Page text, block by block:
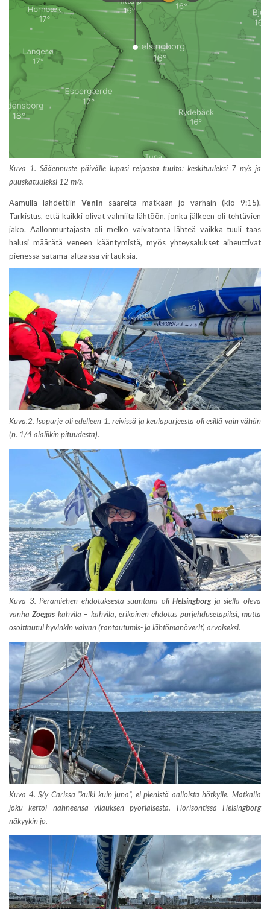
Kuva 1. Sääennuste päivälle lupasi reipasta tuulta: keskituuleksi 7 m/s ja
puuskatuuleksi 12 m/s.
Aamulla lähdettiin Venin saarelta matkaan jo varhain (klo 9:15).
Tarkistus, että kaikki olivat valmiita lähtöön, jonka jälkeen oli tehtävien
jako. Aallonmurtajasta oli melko vaivatonta lähteä vaikka tuuli taas
halusi määrätä veneen kääntymistä, myös yhteysalukset aiheuttivat
pienessä satama-altaassa virtauksia.
Kuva.2. Isopurje oli edelleen 1. reivissä ja keulapurjeesta oli esillä vain vähän
(n. 1/4 alaliikin pituudesta).
Kuva 3. Perämiehen ehdotuksesta suuntana oliHelsingborgja siellä oleva
vanhaZoegas kahvila – kahvila, erikoinen ehdotus purjehdusetapiksi, mutta
osoittautui hyvinkin vaivan (rantautumis- ja lähtömanöverit) arvoiseksi.
Kuva 4. S/y Carissa ”kulki kuin juna”, ei pienistä aalloista hötkyile. Matkalla
joku kertoi nähneensä vilauksen pyöriäisestä.
Horisontissa Helsingborg
näkyykin jo.